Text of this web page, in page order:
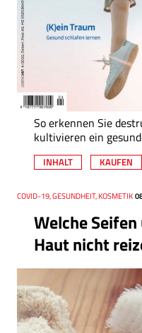
So erkennen Sie
kultivieren ein
INHALT KAUFEN
Welche
Haut nicht
Thema
COVID-19, GESUNDHEIT, KOSMETIK
Datum